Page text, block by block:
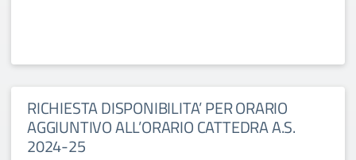
RICHIESTA DISPONIBILITA’ PER ORARIO
AGGIUNTIVO ALL’ORARIO CATTEDRA A.S.
2024-25